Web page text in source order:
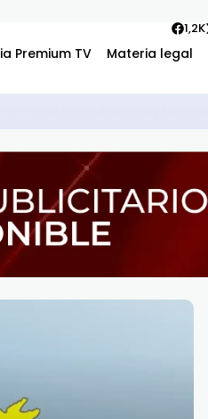
Premium TV Materia legal
1,2K